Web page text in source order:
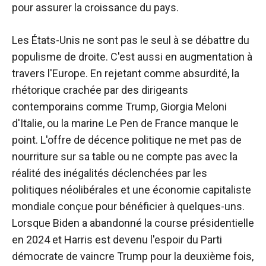
pour assurer la croissance du pays.
Les États-Unis ne sont pas le seul à se débattre du
populisme de droite. C'est aussi en augmentation à
travers l'Europe. En rejetant comme absurdité, la
rhétorique crachée par des dirigeants
contemporains comme Trump, Giorgia Meloni
d'Italie, ou la marine Le Pen de France manque le
point. L'offre de décence politique ne met pas de
nourriture sur sa table ou ne compte pas avec la
réalité des inégalités déclenchées par les
politiques néolibérales et une économie capitaliste
mondiale conçue pour bénéficier à quelques-uns.
Lorsque Biden a abandonné la course présidentielle
en 2024 et Harris est devenu l'espoir du Parti
démocrate de vaincre Trump pour la deuxième fois,